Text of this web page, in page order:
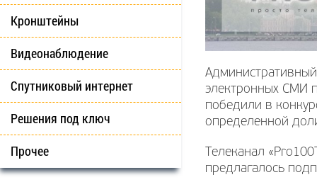
Кронштейны
Видеонаблюдение
Спутниковый интернет
Решения под ключ
Прочее
электронных СМИ
победили в
определенной
Телеканал
предлагалось